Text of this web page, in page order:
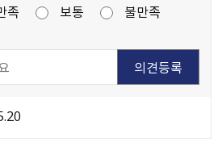
족 보통
불만족